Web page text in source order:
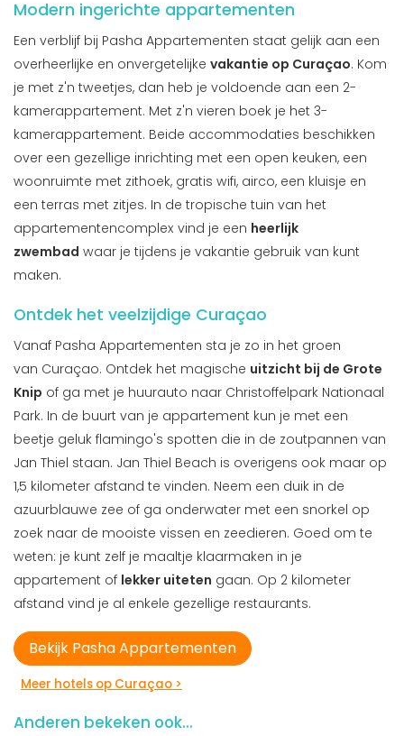
Modern ingerichte appartementen
Een verblijf bij Pasha Appartementen staat gelijk aan een
overheerlijke en onvergetelijke vakantie op Curaçao. Kom
je met z'n tweetjes, dan heb je voldoende aan een 2-
kamerappartement. Met z'n vieren boek je het 3-
kamerappartement. Beide accommodaties beschikken
over een gezellige inrichting met een open keuken, een
woonruimte met zithoek, gratis wifi, airco, een kluisje en
een terras met zitjes. In de tropische tuin van het
appartementencomplex vind je een heerlijk
zwembad waar je tijdens je vakantie gebruik van kunt
maken.
Ontdek het veelzijdige Curaçao
Vanaf Pasha Appartementen sta je zo in het groen
van Curaçao. Ontdek het magische uitzicht bij de Grote
Knip of ga met je huurauto naar Christoffelpark Nationaal
Park. In de buurt van je appartement kun je met een
beetje geluk flamingo's spotten die in de zoutpannen van
Jan Thiel staan. Jan Thiel Beach is overigens ook maar op
1,5 kilometer afstand te vinden. Neem een duik in de
azuurblauwe zee of ga onderwater met een snorkel op
zoek naar de mooiste vissen en zeedieren. Goed om te
weten: je kunt zelf je maaltje klaarmaken in je
appartement of lekker uiteten gaan. Op 2 kilometer
afstand vind je al enkele gezellige restaurants.
Bekijk Pasha Appartementen
Meer hotels op Curaçao >
Anderen bekeken ook...